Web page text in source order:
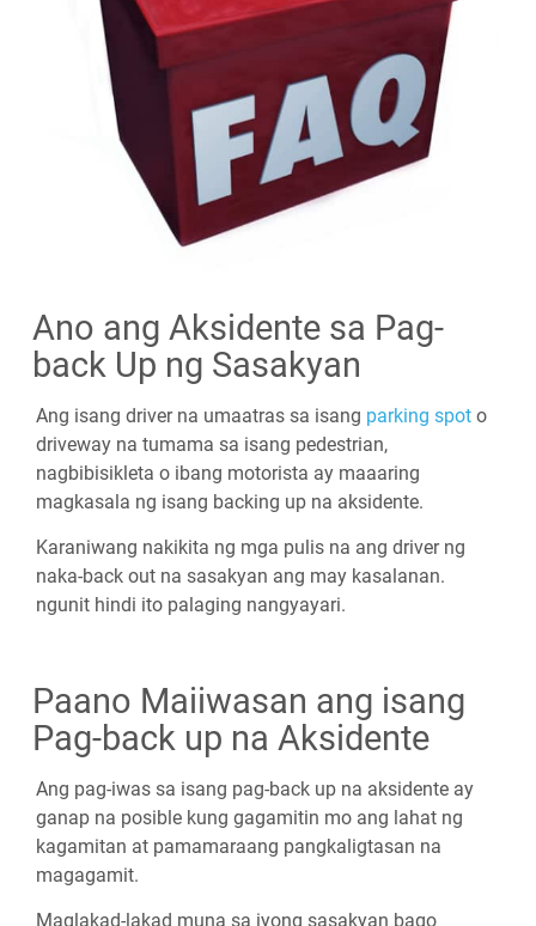
Ano ang Aksidente sa Pag-
back Up ng Sasakyan
Ang isang driver na umaatras sa isang parking spot o
driveway na tumama sa isang pedestrian,
nagbibisikleta o ibang motorista ay maaaring
magkasala ng isang backing up na aksidente.
Karaniwang nakikita ng mga pulis na ang driver ng
naka-back out na sasakyan ang may kasalanan.
ngunit hindi ito palaging nangyayari.
Paano Maiiwasan ang isang
Pag-back up na Aksidente
Ang pag-iwas sa isang pag-back up na aksidente ay
ganap na posible kung gagamitin mo ang lahat ng
kagamitan at pamamaraang pangkaligtasan na
magagamit.
Maglakad-lakad muna sa iyong sasakyan bago